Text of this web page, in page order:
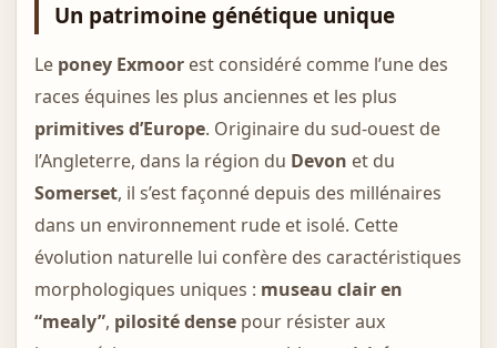
Un patrimoine génétique unique
Le poney Exmoorest considéré comme l’une des
races équines les plus anciennes et les plus
primitives d’Europe. Originaire du sud-ouest de
l’Angleterre, dans la région du Devon et du
Somerset, il s’est façonné depuis des millénaires
dans un environnement rude et isolé. Cette
évolution naturelle lui confère des caractéristiques
morphologiques uniques : museau clair en
“mealy”, pilosité densepour résister aux